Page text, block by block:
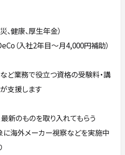
健康、厚⽣年⾦）
（⼊社2年⽬〜⽉4,000円補助）
ど業務で役⽴つ資格の受験料‧講
⽀援します
新のものを取り⼊れてもらう
に海外メーカー視察などを実施中